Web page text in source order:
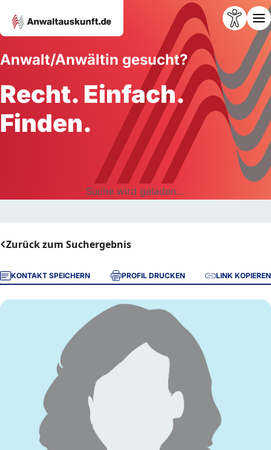
Anwalt/Anwältin gesucht?
Recht. Einfach.
Finden.
Suche wird geladen...
Zurück zum Suchergebnis
KONTAKT SPEICHERN PROFIL DRUCKEN LINK KOPIEREN